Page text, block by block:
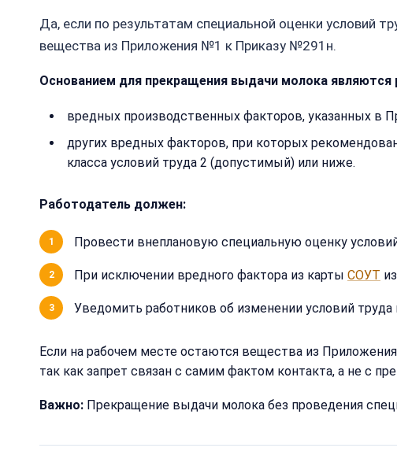
Да, если по результатам специальной оценки условий
вещества из Приложения №1 к Приказу №291н.
Основанием для прекращения выдачи молока
вредных производственных факторов, указанных в
других вредных факторов, при которых
класса условий труда 2 (допустимый) или ниже.
Работодатель должен:
Провести внеплановую специальную оценку
При исключении вредного фактора из карты СОУТ
Уведомить работников об изменении условий труда
Если на рабочем месте остаются вещества из
так как запрет связан с самим фактом контакта, а не с
Важно: Прекращение выдачи молока без проведения